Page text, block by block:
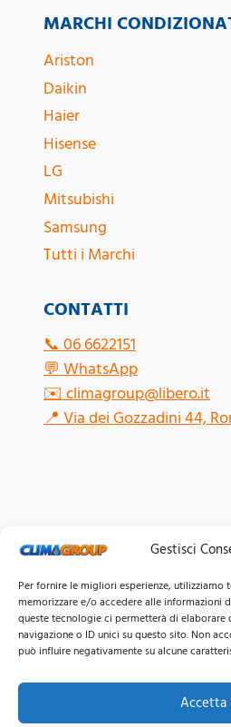
Gestisci
Per fornire le migliori esperienze,
memorizzare e/o accedere alle informazioni
queste tecnologie ci permetterà di
navigazione o ID unici su questo sito. Non
può influire negativamente su alcune
Accetta
CONTATTI
📞06 6622151
💬WhatsApp
✉️climagroup@libero.it
📍Via dei Gozzadini 44,
MARCHI
Ariston
Daikin
Haier
Hisense
LG
Mitsubishi
Samsung
Tutti i Marchi